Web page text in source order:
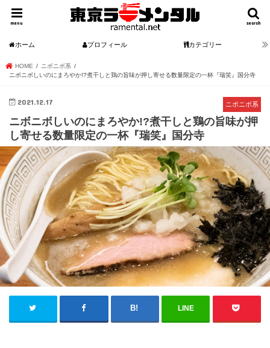
search
menu
ホーム プロフィール カテゴリー
HOME
ニボニボ系
ニボニボしいのにまろやか!?煮干しと鶏の旨味が押し寄せる数量限定の一杯『瑞笑』国分寺
ニボニボ系
2021.12.17
ニボニボしいのにまろやか!?煮干しと鶏の旨味が押
し寄せる数量限定の一杯『瑞笑』国分寺
LINE